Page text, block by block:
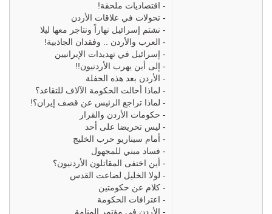
- اقتصاديات ملحقة!
- تحولات في علاقات الأردن
- نشتم إسرائيل نهاراً ونتاجر معها ليلا
- العرب والأردن .. وفقدان الجاذبية!
- إسرائيل في تهديدات الإيرانيين
- إلى أين يهرب الأردنيون!!
- الأردن بعد هذه الحفلة
- لماذا أحالت الحكومة الآلاف للتقاعد؟
- لماذا تراجع الرئيس عن قصف إيران؟!
- حكومات الأردن والقرار
- ليس تحريضا على أحد
- أمام سيناريو حرب الخليج
- فساد مبني للمجهول
- أين اختفى المقاتلون الأردنيون؟
- لولا الخليل لضاعت القدس
- كلام عن حكومتين
- اعترافات الحكومة
- الأردن في مؤتمر المنامة